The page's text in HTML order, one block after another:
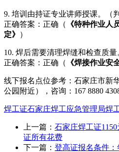
9. 培训由持证专业讲师授课。（
正确答案：正确（
《特种作业人
定》 ）
10. 焊后需要清理焊缝和检查质量
正确答案：正确（
《焊接作业安
线下报名点位参考：石家庄市新
公园附近），咨询：167 8880
焊工证石家庄焊工应急管理局焊
上一篇： 石家庄焊工证
证所有花费
下一篇： 登高证报名条件